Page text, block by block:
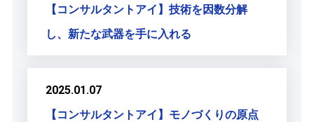
【コンサルタントアイ】技術を因数分解
し、新たな武器を手に入れる
2025.01.07
【コンサルタントアイ】モノづくりの原点